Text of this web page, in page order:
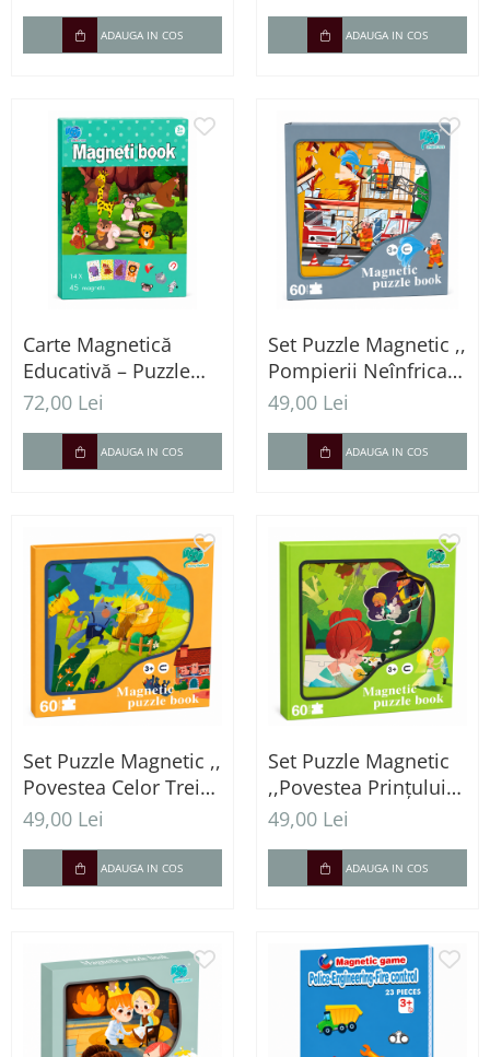
ADAUGA IN COS ADAUGA IN COS
Carte Magnetică
Educativă – Puzzle
Lumea Animalelor cu
72,00 Lei
ADAUGA IN COS
Set Puzzle Magnetic ,,
Pompierii Neînfricați
" – 60 Piese
49,00 Lei
ADAUGA IN COS
Set Puzzle Magnetic ,,
Povestea Celor Trei
Purceluși " – 60 Piese
49,00 Lei
ADAUGA IN COS
Set Puzzle Magnetic
,,Povestea Prințului
Broscoi" – 60 Piese
49,00 Lei
ADAUGA IN COS